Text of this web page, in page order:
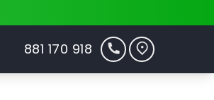
881 170 918